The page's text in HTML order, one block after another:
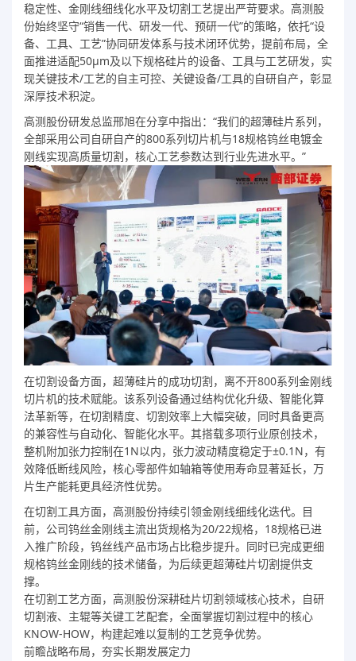
稳定性、金刚线细线化水平及切割工艺提出严苛要求。高测股
份始终坚守“销售一代、研发一代、预研一代”的策略，依托“设
备、工具、工艺”协同研发体系与技术闭环优势，提前布局，全
面推进适配50μm及以下规格硅片的设备、工具与工艺研发，实
现关键技术/工艺的自主可控、关键设备/工具的自研自产，彰显
深厚技术积淀。
高测股份研发总监邢旭在分享中指出：“我们的超薄硅片系列，
全部采用公司自研自产的800系列切片机与18规格钨丝电镀金
刚线实现高质量切割，核心工艺参数达到行业先进水平。”
在切割设备方面，超薄硅片的成功切割，离不开800系列金刚线
切片机的技术赋能。该系列设备通过结构优化升级、智能化算
法革新等，在切割精度、切割效率上大幅突破，同时具备更高
的兼容性与自动化、智能化水平。其搭载多项行业原创技术，
整机附加张力控制在1N以内，张力波动精度稳定于±0.1N，有
效降低断线风险，核心零部件如轴箱等使用寿命显著延长，万
片生产能耗更具经济性优势。
在切割工具方面，高测股份持续引领金刚线细线化迭代。目
前，公司钨丝金刚线主流出货规格为20/22规格，18规格已进
入推广阶段，钨丝线产品市场占比稳步提升。同时已完成更细
规格钨丝金刚线的技术储备，为后续更超薄硅片切割提供支
撑。
在切割工艺方面，高测股份深耕硅片切割领域核心技术，自研
切割液、主辊等关键工艺配套，全面掌握切割过程中的核心
KNOW-HOW，构建起难以复制的工艺竞争优势。
前瞻战略布局，夯实长期发展定力